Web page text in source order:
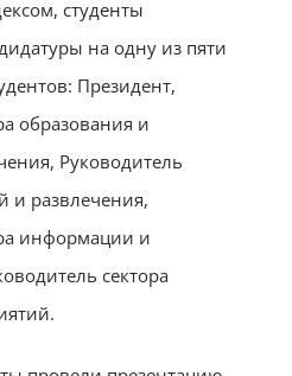
студенты
на одну из пяти
Президент,
образования и
Руководитель
и развлечения,
информации и
сектора